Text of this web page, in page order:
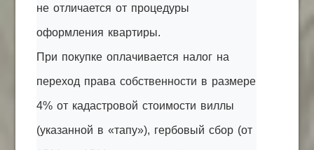
не отличается от процедуры
оформления квартиры.
При покупке оплачивается налог на
переход права собственности в размере
4% от кадастровой стоимости виллы
(указанной в «тапу»), гербовый сбор (от